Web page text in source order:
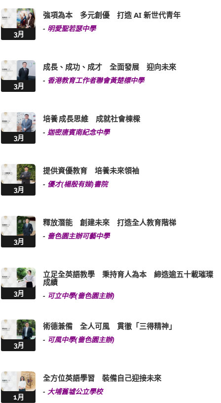
3月
強項為本 多元創優 打造 AI 新世代青年
- 明愛聖若瑟中學
3月
成長、成功、成才 全面發展 迎向未來
- 香港教育工作者聯會黃楚標中學
3月
培養 成長思維 成就社會棟樑
- 迦密唐賓南紀念中學
3月
提供資優教育 培養未來領袖
- 優才(楊殷有娣)書院
3月
釋放潛能 創建未來 打造全人教育階梯
- 嗇色園主辦可藝中學
3月
立足全英語教學 秉持育人為本 締造逾五十載璀璨
成績
- 可立中學(嗇色園主辦)
3月
術德兼備 全人可風 貫徹「三得精神」
- 可風中學(嗇色園主辦)
1月
全方位英語學習 裝備自己迎接未來
- 大埔舊墟公立學校